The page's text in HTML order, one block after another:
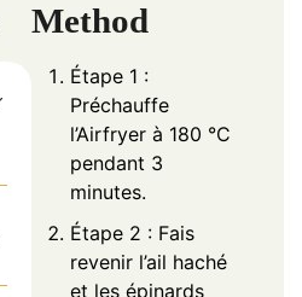
Method
Étape 1 :
Préchauffe
l’Airfryer à 180 °C
pendant 3
minutes.
Étape 2 : Fais
revenir l’ail haché
et les épinards